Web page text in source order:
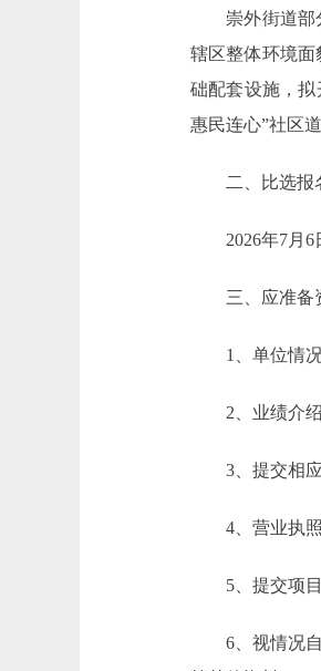
崇外街道部分
辖区整体环境
础配套设施，拟
惠民连心”社区
二、比选报名
2026年7月6日
三、应准备资
1、单位情况
2、业绩介绍
3、提交相应
4、营业执照
5、提交项目
6、视情况自